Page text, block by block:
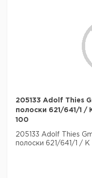
205133 Adolf Thies
полоски 621/641/1 /
100
205133 Adolf Thies
полоски 621/641/1 / K